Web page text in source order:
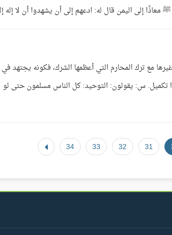
إلى اليمن قال له: ادعهم إلى أن يشهدوا أن لا إله
مع ترك المحارم التي أعظمها الشرك، فكونه يجتهد في
تكميل. س: يقولون: التوحيد: كل الناس مسلمون حتى لو
31
32
33
34